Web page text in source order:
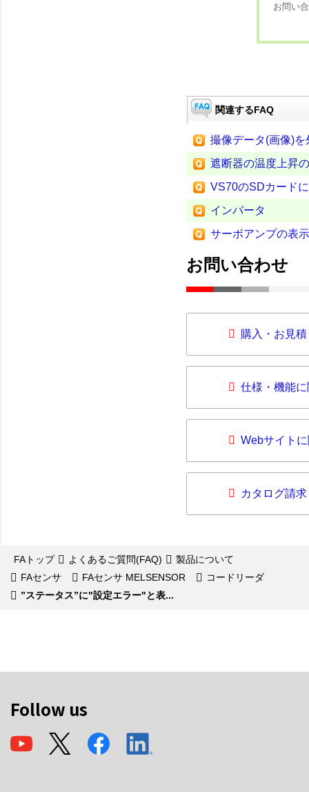
お問い
関連するFAQ
撮像データ(画像)
遮断器の温度上昇
VS70のSDカード
インバータ
サーボアンプの表
お問い合わせ
購入・お見
仕様・機能
Webサイト
カタログ請求
FAトップ よくあるご質問(FAQ)
製品について
FAセンサ
FAセンサ MELSENSOR
コードリーダ
”ステータス”に"設定エラー"と表...
Follow us